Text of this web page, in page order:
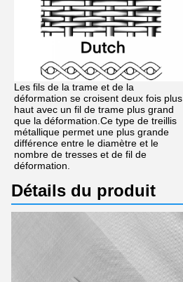
Les fils de la trame et de la
déformation se croisent deux fois plus
haut avec un fil de trame plus grand
que la déformation.Ce type de treillis
métallique permet une plus grande
différence entre le diamètre et le
nombre de tresses et de fil de
déformation.
Détails du produit